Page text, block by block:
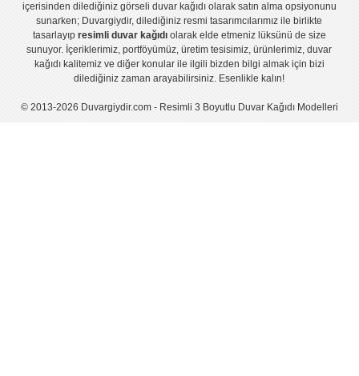
içerisinden dilediğiniz görseli duvar kağıdı olarak satın alma opsiyonunu
sunarken; Duvargiydir, dilediğiniz resmi tasarımcılarımız ile birlikte
tasarlayıp resimli duvar kağıdıolarak elde etmeniz lüksünü de size
sunuyor. İçeriklerimiz, portföyümüz, üretim tesisimiz, ürünlerimiz, duvar
kağıdı kalitemiz ve diğer konular ile ilgili bizden bilgi almak için bizi
dilediğiniz zaman arayabilirsiniz. Esenlikle kalın!
© 2013-2026 Duvargiydir.com - Resimli 3 Boyutlu Duvar Kağıdı Modelleri